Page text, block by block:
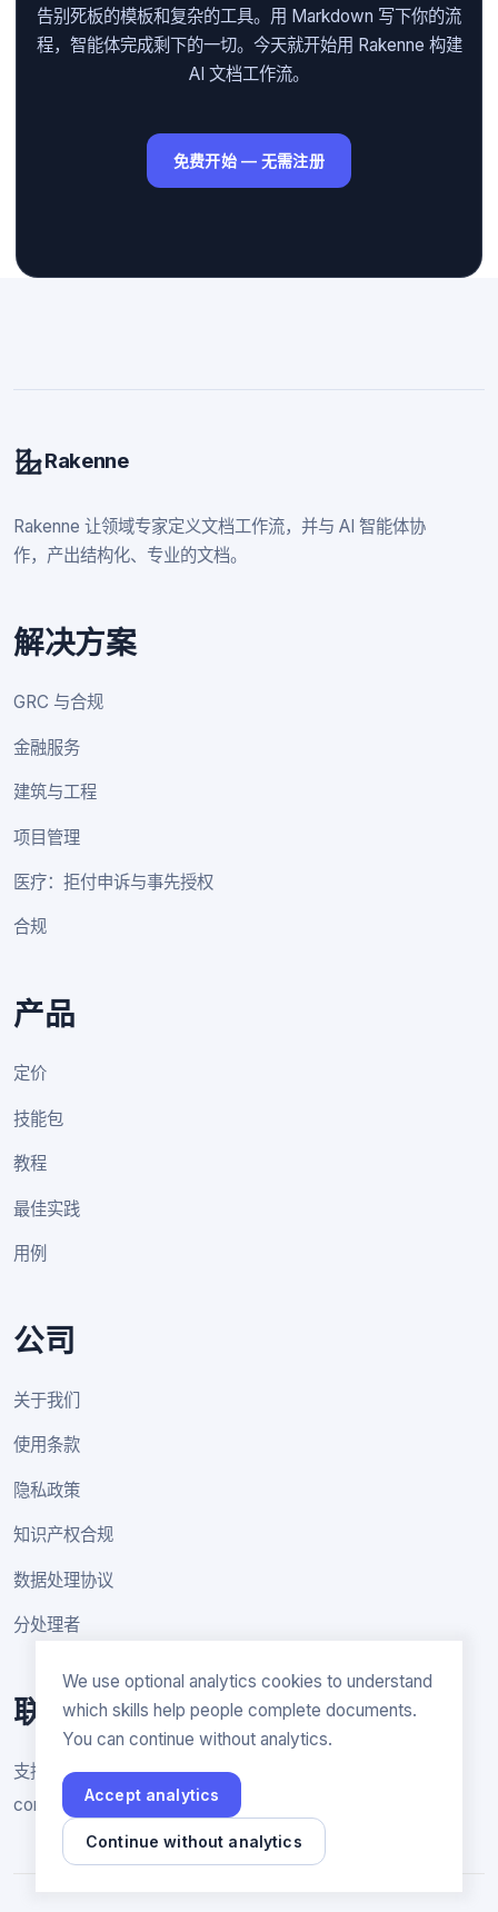
We use optional analytics cookies to understand
which skills help people complete documents.
You can continue without analytics.
Accept analytics
Continue without analytics
告别死板的模板和复杂的工具。用 Markdown 写下你的流
程，智能体完成剩下的一切。今天就开始用 Rakenne 构建
AI 文档工作流。
免费开始 — 无需注册
Rakenne
Rakenne 让领域专家定义文档工作流，并与 AI 智能体协
作，产出结构化、专业的文档。
解决方案
GRC 与合规
金融服务
建筑与工程
项目管理
医疗：拒付申诉与事先授权
合规
产品
定价
技能包
教程
最佳实践
用例
公司
关于我们
使用条款
隐私政策
知识产权合规
数据处理协议
分处理者
联系方式
支持与一般咨询
contact@rakenne.app